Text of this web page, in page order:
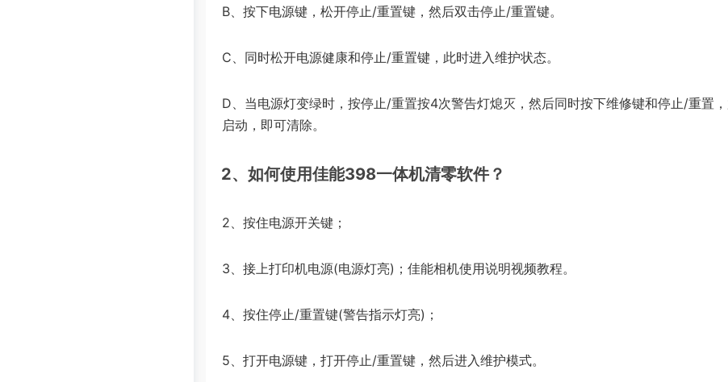
B、按下电源键，松开停止/重置键，然后双击停止/重置键。
C、同时松开电源健康和停止/重置键，此时进入维护状态。
D、当电源灯变绿时，按停止/重置按4次警告灯熄灭，然后同时按下维修键和停止/重置
启动，即可清除。
2、如何使用佳能398一体机清零软件？
2、按住电源开关键；
3、接上打印机电源(电源灯亮)；佳能相机使用说明视频教程。
4、按住停止/重置键(警告指示灯亮)；
5、打开电源键，打开停止/重置键，然后进入维护模式。